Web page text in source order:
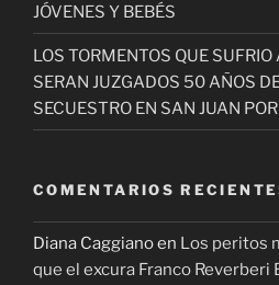
JÓVENES Y BEBÉS
LOS TORMENTOS QUE
SERAN JUZGADOS 50 AÑOS
SECUESTRO EN SAN JUAN
COMENTARIOS
Diana Caggianoen Los peritos
que el excura Franco Reverberi